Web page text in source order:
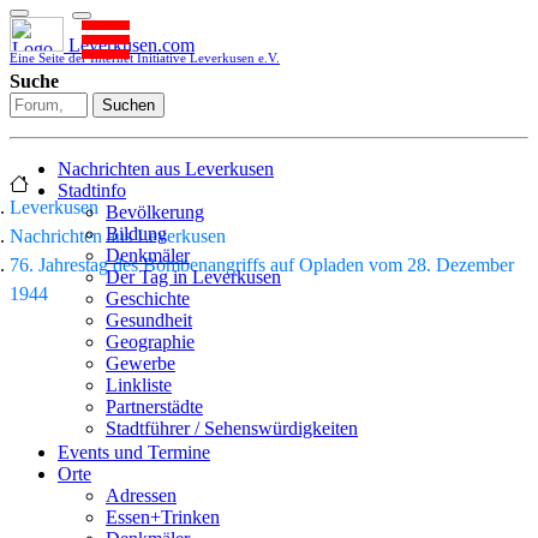
Leverkusen.com
Eine Seite der Internet Initiative Leverkusen e.V.
Suche
Suchen
Nachrichten aus Leverkusen
Stadtinfo
Bevölkerung
Bildung
Denkmäler
Der Tag in Leverkusen
Geschichte
Gesundheit
Geographie
Gewerbe
Linkliste
Partnerstädte
Stadtführer / Sehenswürdigkeiten
Stadtplan
Sport
Who is who
Events und Termine
Orte
Adressen
Essen+Trinken
Leverkusen
Nachrichten aus Leverkusen
76. Jahrestag des Bombenangriffs auf Opladen vom 28. Dezember
1944